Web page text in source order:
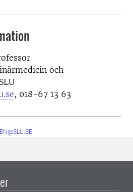
och
, 018-67 13 63